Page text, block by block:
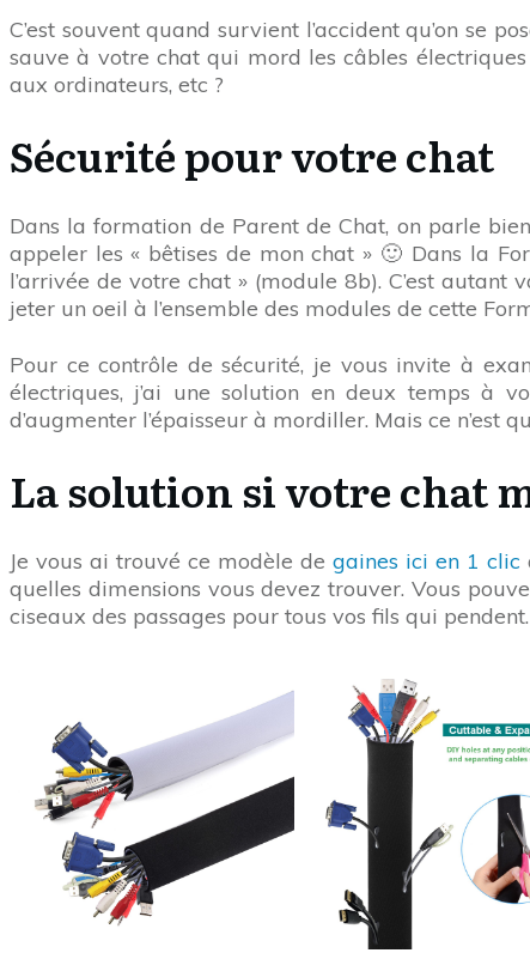
C’est souvent quand survient l’accident qu’on se
sauve à votre chat qui mord les câbles
aux ordinateurs, etc ?
Sécurité pour votre chat
Dans la formation de Parent de Chat, on parle
appeler les « bêtises de mon chat » 🙂 Dans la
l’arrivée de votre chat » (module 8b). C’est
jeter un oeil à l’ensemble des modules de cette
Pour ce contrôle de sécurité, je vous invite à
électriques, j’ai une solution en deux temps à
d’augmenter l’épaisseur à mordiller. Mais ce n’est
La solution si votre chat
Je vous ai trouvé ce modèle de gaines ici en 1 clic
quelles dimensions vous devez trouver. Vous
ciseaux des passages pour tous vos fils qui